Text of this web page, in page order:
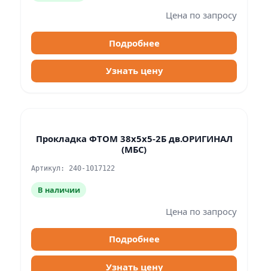
Цена по запросу
Подробнее
Узнать цену
Прокладка ФТОМ 38х5х5-2Б дв.ОРИГИНАЛ
(МБС)
Артикул: 240-1017122
В наличии
Цена по запросу
Подробнее
Узнать цену